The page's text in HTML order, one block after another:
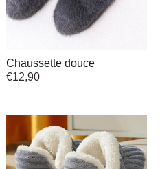
Chaussette douce
€12,90